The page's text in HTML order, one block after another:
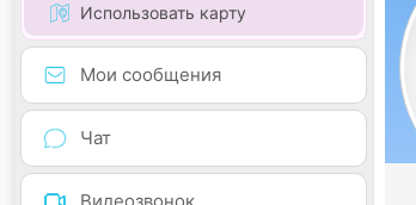
Использовать карту
Мои сообщения
Чат